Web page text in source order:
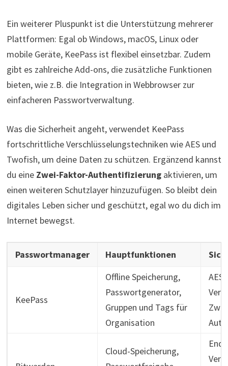
Ein weiterer Pluspunkt ist die Unterstützung mehrerer
Plattformen: Egal ob Windows, macOS, Linux oder
mobile Geräte, KeePass ist flexibel einsetzbar. Zudem
gibt es zahlreiche Add-ons, die zusätzliche Funktionen
bieten, wie z.B. die Integration in Webbrowser zur
einfacheren Passwortverwaltung.
Was die Sicherheit angeht, verwendet KeePass
fortschrittliche Verschlüsselungstechniken wie AES und
Twofish, um deine Daten zu schützen. Ergänzend kannst
du eine Zwei-Faktor-Authentifizierungaktivieren, um
einen weiteren Schutzlayer hinzuzufügen. So bleibt dein
digitales Leben sicher und geschützt, egal wo du dich im
Internet bewegst.
Passwortmanager Hauptfunktionen
KeePass
Offline Speicherung,
Passwortgenerator,
Gruppen und Tags für
Organisation
AES
Cloud-Speicherung,